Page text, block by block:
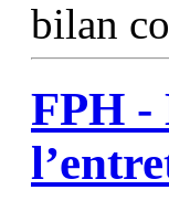
bilan
FPH -